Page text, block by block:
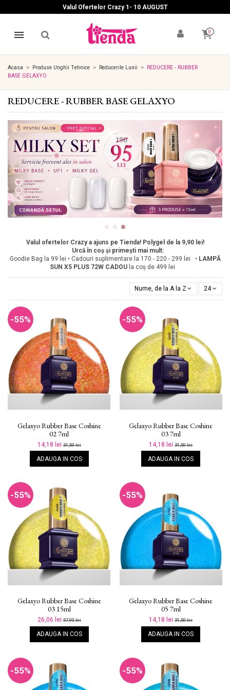
Valul Ofertelor Crazy 1- 10 AUGUST
0
Acasa Produse Unghii Tehnice Reducerile Lunii
REDUCERE - RUBBER
BASE GELAXYO
REDUCERE - RUBBER BASE GELAXYO
Valul ofertelor Crazy a ajuns pe Tienda! Polygel de la 9,90 lei!
Urcă în coș și primești mai mult:
Goodie Bag la 99 lei • Cadouri suplimentare la 170 - 220 - 299 lei • LAMPĂ
SUN X5 PLUS 72W CADOU la coș de 499 lei
Nume, de la A la Z 24
-55%
Gelaxyo Rubber Base Coshine
02 7ml
14,18 lei31,50 lei
ADAUGA IN COS
-55%
Gelaxyo Rubber Base Coshine
03 7ml
14,18 lei31,50 lei
ADAUGA IN COS
-55%
Gelaxyo Rubber Base Coshine
03 15ml
26,06 lei57,90 lei
ADAUGA IN COS
-55%
Gelaxyo Rubber Base Coshine
05 7ml
14,18 lei31,50 lei
ADAUGA IN COS
-55% -55%